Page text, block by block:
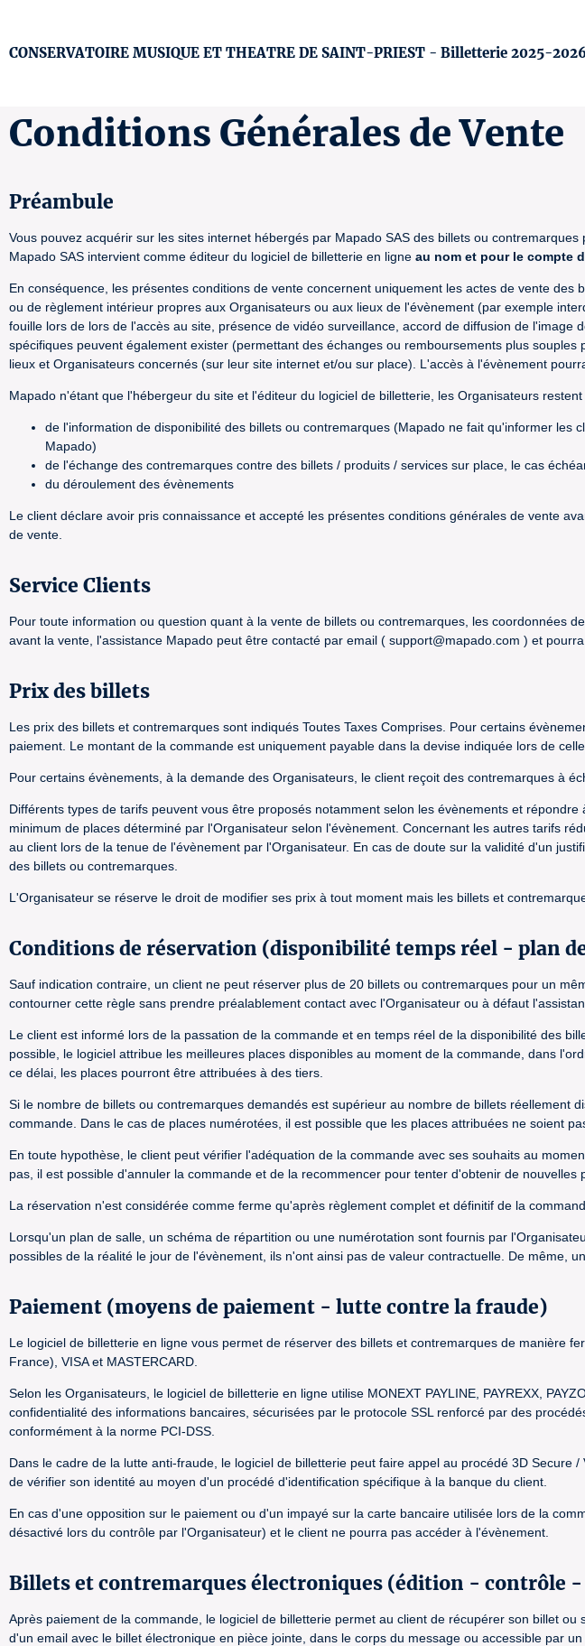
CONSERVATOIRE MUSIQUE ET THEATRE DE SAINT-PRIEST - Billetterie 2025-
Conditions Générales de Vente
Préambule
Vous pouvez acquérir sur les sites internet hébergés par Mapado SAS des billets ou
Mapado SAS intervient comme éditeur du logiciel de billetterie en ligne au nom et pour le compte
En conséquence, les présentes conditions de vente concernent uniquement les actes de vente
ou de règlement intérieur propres aux Organisateurs ou aux lieux de l'évènement (par exemple
fouille lors de lors de l'accès au site, présence de vidéo surveillance, accord de diffusion de
spécifiques peuvent également exister (permettant des échanges ou remboursements plus
lieux et Organisateurs concernés (sur leur site internet et/ou sur place). L'accès à l'évènement
Mapado n'étant que l'hébergeur du site et l'éditeur du logiciel de billetterie, les Organisateurs
de l'information de disponibilité des billets ou contremarques (Mapado ne fait qu'informer
Mapado)
de l'échange des contremarques contre des billets / produits / services sur place, le cas
du déroulement des évènements
Le client déclare avoir pris connaissance et accepté les présentes conditions générales de vente
de vente.
Service Clients
Pour toute information ou question quant à la vente de billets ou contremarques, les coordonnées
avant la vente, l'assistance Mapado peut être contacté par email ( support@mapado.com ) et
Prix des billets
Les prix des billets et contremarques sont indiqués Toutes Taxes Comprises. Pour certains
paiement. Le montant de la commande est uniquement payable dans la devise indiquée lors de
Pour certains évènements, à la demande des Organisateurs, le client reçoit des contremarques à
Différents types de tarifs peuvent vous être proposés notamment selon les évènements et
minimum de places déterminé par l'Organisateur selon l'évènement. Concernant les autres tarifs
au client lors de la tenue de l'évènement par l'Organisateur. En cas de doute sur la validité d'un
des billets ou contremarques.
L'Organisateur se réserve le droit de modifier ses prix à tout moment mais les billets et
Conditions de réservation (disponibilité temps réel - plan
Sauf indication contraire, un client ne peut réserver plus de 20 billets ou contremarques pour un
contourner cette règle sans prendre préalablement contact avec l'Organisateur ou à défaut
Le client est informé lors de la passation de la commande et en temps réel de la disponibilité des
possible, le logiciel attribue les meilleures places disponibles au moment de la commande, dans
ce délai, les places pourront être attribuées à des tiers.
Si le nombre de billets ou contremarques demandés est supérieur au nombre de billets
commande. Dans le cas de places numérotées, il est possible que les places attribuées ne soient
En toute hypothèse, le client peut vérifier l'adéquation de la commande avec ses souhaits au
pas, il est possible d'annuler la commande et de la recommencer pour tenter d'obtenir de nouvelles
La réservation n'est considérée comme ferme qu'après règlement complet et définitif de la
Lorsqu'un plan de salle, un schéma de répartition ou une numérotation sont fournis par
possibles de la réalité le jour de l'évènement, ils n'ont ainsi pas de valeur contractuelle. De même,
Paiement (moyens de paiement - lutte contre la fraude)
Le logiciel de billetterie en ligne vous permet de réserver des billets et contremarques de manière
France), VISA et MASTERCARD.
Selon les Organisateurs, le logiciel de billetterie en ligne utilise MONEXT PAYLINE, PAYREXX,
confidentialité des informations bancaires, sécurisées par le protocole SSL renforcé par des
conformément à la norme PCI-DSS.
Dans le cadre de la lutte anti-fraude, le logiciel de billetterie peut faire appel au procédé 3D
de vérifier son identité au moyen d'un procédé d'identification spécifique à la banque du client.
En cas d'une opposition sur le paiement ou d'un impayé sur la carte bancaire utilisée lors de la
désactivé lors du contrôle par l'Organisateur) et le client ne pourra pas accéder à l'évènement.
Billets et contremarques électroniques (édition - contrôle
Après paiement de la commande, le logiciel de billetterie permet au client de récupérer son billet
d'un email avec le billet électronique en pièce jointe, dans le corps du message ou accessible par